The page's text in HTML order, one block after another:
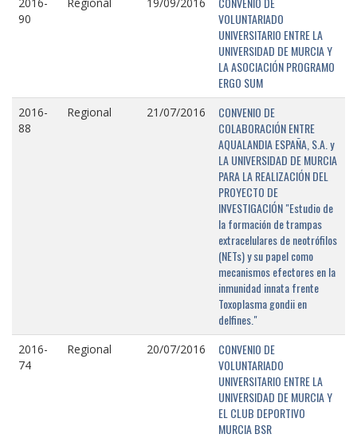
90
VOLUNTARIADO
UNIVERSITARIO ENTRE LA
UNIVERSIDAD DE MURCIA Y
LA ASOCIACIÓN PROGRAMO
ERGO SUM
2016-
88
Regional 21/07/2016
CONVENIO DE
COLABORACIÓN ENTRE
AQUALANDIA ESPAÑA, S.A. y
LA UNIVERSIDAD DE MURCIA
PARA LA REALIZACIÓN DEL
PROYECTO DE
INVESTIGACIÓN "Estudio de
la formación de trampas
extracelulares de neotrófilos
(NETs) y su papel como
mecanismos efectores en la
inmunidad innata frente
Toxoplasma gondii en
delfines."
2016-
74
Regional 20/07/2016
CONVENIO DE
VOLUNTARIADO
UNIVERSITARIO ENTRE LA
UNIVERSIDAD DE MURCIA Y
EL CLUB DEPORTIVO
MURCIA BSR